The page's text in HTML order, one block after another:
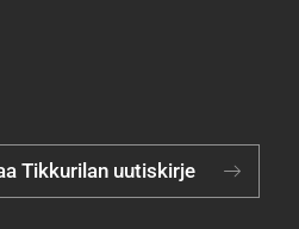
Tikkurilan uutiskirje